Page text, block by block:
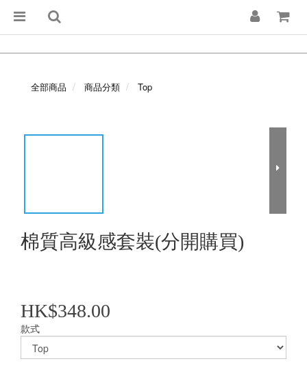
全部商品 商品分類 Top
棉質高級感套裝(分開購買)
HK$348.00
款式